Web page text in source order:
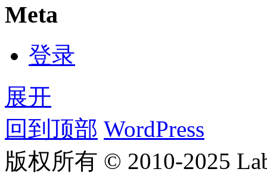
Meta
登录
展开
回到顶部 WordPress
版权所有 © 2010-2025